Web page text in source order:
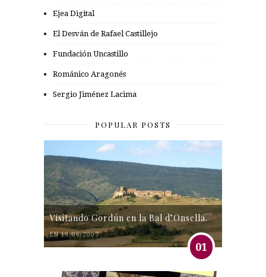
Ejea Digital
El Desván de Rafael Castillejo
Fundación Uncastillo
Románico Aragonés
Sergio Jiménez Lacima
POPULAR POSTS
Visitando Gordún en la Bal d’Onsella.
EN 19/06/2007
01